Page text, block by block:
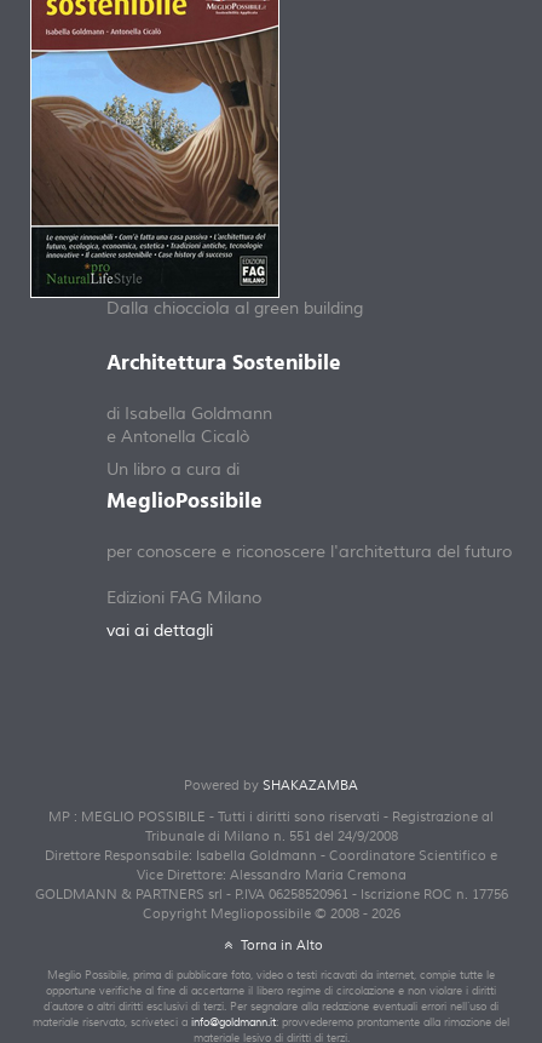
Dalla chiocciola al green building
Architettura Sostenibile
di Isabella Goldmann
e Antonella Cicalò
Un libro a cura di
MeglioPossibile
per conoscere e riconoscere l'architettura del futuro
Edizioni FAG Milano
vai ai dettagli
Powered by SHAKAZAMBA
MP : MEGLIO POSSIBILE - Tutti i diritti sono riservati - Registrazione al
Tribunale di Milano n. 551 del 24/9/2008
Direttore Responsabile: Isabella Goldmann - Coordinatore Scientifico e
Vice Direttore: Alessandro Maria Cremona
GOLDMANN & PARTNERS srl - P.IVA 06258520961 - Iscrizione ROC n. 17756
Copyright Megliopossibile © 2008 - 2026
Torna in Alto
Meglio Possibile, prima di pubblicare foto, video o testi ricavati da internet, compie tutte le
opportune verifiche al fine di accertarne il libero regime di circolazione e non violare i diritti
d’autore o altri diritti esclusivi di terzi. Per segnalare alla redazione eventuali errori nell’uso di
materiale riservato, scriveteci a info@goldmann.it: provvederemo prontamente alla rimozione del
materiale lesivo di diritti di terzi.